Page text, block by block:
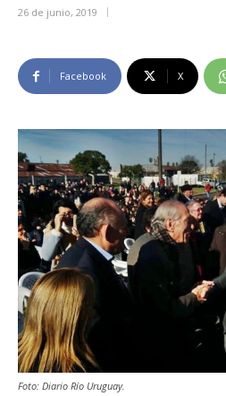
26 de junio, 2019
Facebook X
Foto: Diario Río Uruguay.